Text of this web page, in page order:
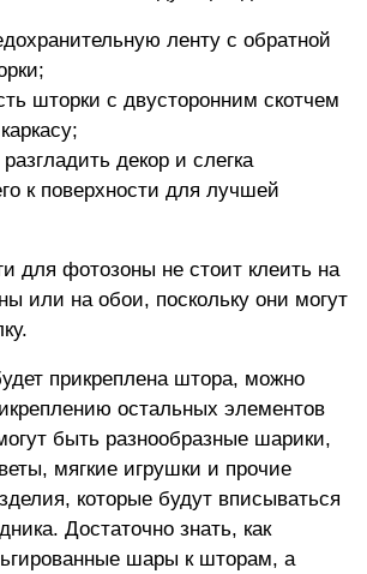
ленту с обратной
шторки с двусторонним скотчем
декор и слегка
к поверхности для лучшей
для фотозоны не стоит клеить на
или на обои, поскольку они могут
прикреплена штора, можно
остальных элементов
быть разнообразные шарики,
мягкие игрушки и прочие
которые будут вписываться
Достаточно знать, как
шары к шторам, а